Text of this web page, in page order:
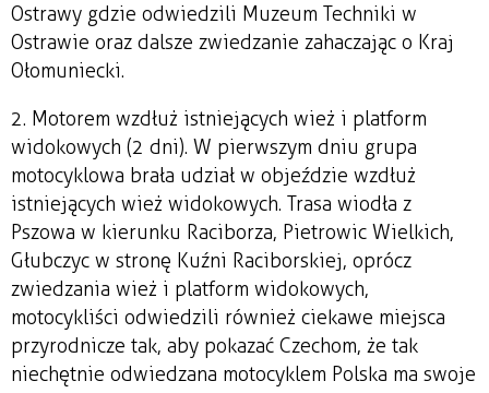
Ostrawy gdzie odwiedzili Muzeum Techniki w
Ostrawie oraz dalsze zwiedzanie zahaczając o Kraj
Ołomuniecki.
2. Motorem wzdłuż istniejących wież i platform
widokowych (2 dni). W pierwszym dniu grupa
motocyklowa brała udział w objeździe wzdłuż
istniejących wież widokowych. Trasa wiodła z
Pszowa w kierunku Raciborza, Pietrowic Wielkich,
Głubczyc w stronę Kuźni Raciborskiej, oprócz
zwiedzania wież i platform widokowych,
motocykliści odwiedzili również ciekawe miejsca
przyrodnicze tak, aby pokazać Czechom, że tak
niechętnie odwiedzana motocyklem Polska ma swoje